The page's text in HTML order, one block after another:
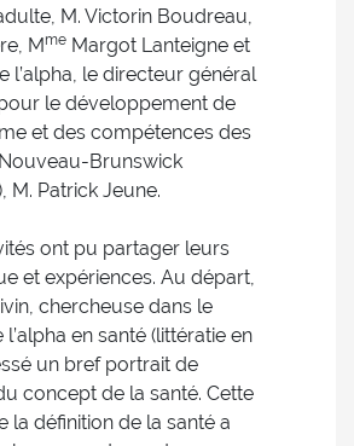
M. Victorin Boudreau,
Mme Margot Lanteigne et
l’alpha, le directeur général
le développement de
et des compétences des
Brunswick
M. Patrick Jeune.
ont pu partager leurs
et expériences. Au départ,
chercheuse dans le
en santé (littératie en
un bref portrait de
concept de la santé. Cette
la définition de la santé a